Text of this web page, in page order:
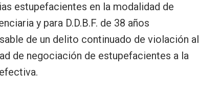
estupefacientes en la modalidad de
y para D.D.B.F. de 38 años
de un delito continuado de violación al
de negociación de estupefacientes a la